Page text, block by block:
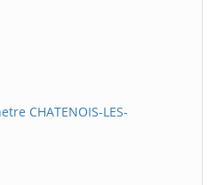
CHATENOIS-LES-